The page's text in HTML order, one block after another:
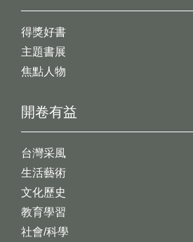
開卷有益
台灣采風
生活藝術
文化歷史
教育學習
社會/科學
得獎好書
主題書展
焦點人物